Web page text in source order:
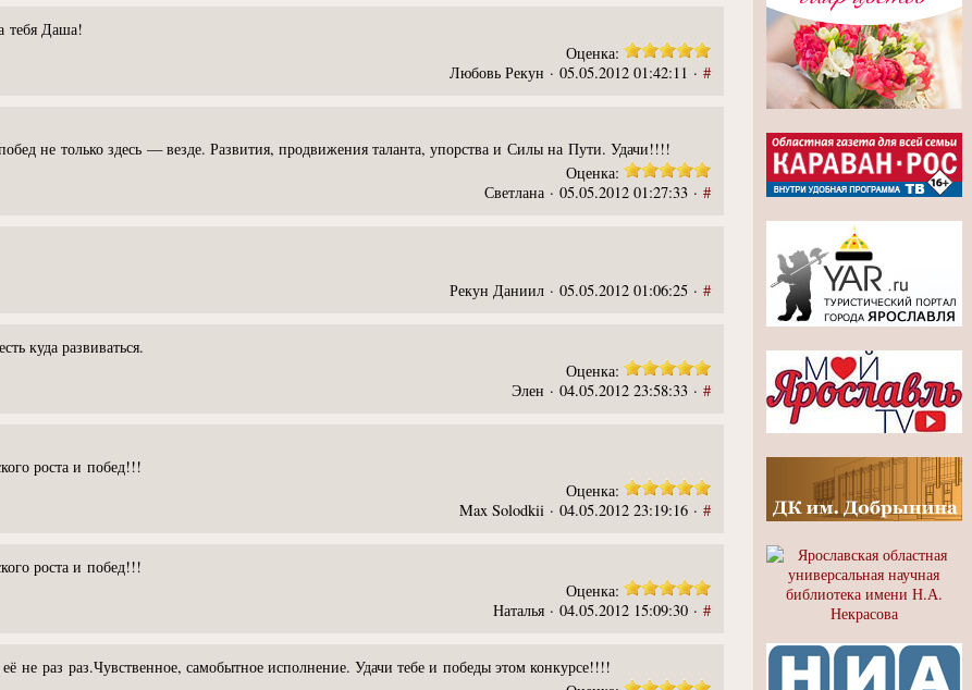
тебя Даша!
Оценка:
Любовь Рекун · 05.05.2012 01:42:11 · #
не только здесь — везде. Развития, продвижения таланта, упорства и Силы на Пути. Удачи!!!!
Оценка:
Светлана · 05.05.2012 01:27:33 · #
Рекун Даниил · 05.05.2012 01:06:25 · #
куда развиваться.
Оценка:
Элен · 04.05.2012 23:58:33 · #
роста и побед!!!
Оценка:
Max Solodkii · 04.05.2012 23:19:16 · #
роста и побед!!!
Оценка:
Наталья · 04.05.2012 15:09:30 · #
не раз раз.Чувственное, самобытное исполнение. Удачи тебе и победы этом конкурсе!!!!